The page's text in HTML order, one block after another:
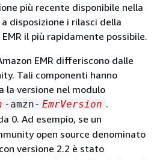
più recente disponibile nella
disposizione i rilasci della
il più rapidamente possibile.
EMR differiscono dalle
Tali componenti hanno
la versione nel modulo
-amzn- EmrVersion .
0. Ad esempio, se un
open source denominato
con versione 2.2 è stato